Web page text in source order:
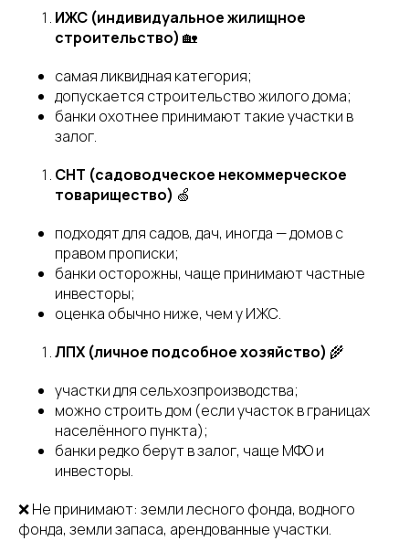
ИЖС (индивидуальное жилищное
строительство) 🏡
самая ликвидная категория;
допускается строительство жилого дома;
банки охотнее принимают такие участки в
залог.
СНТ (садоводческое некоммерческое
товарищество) 🍏
подходят для садов, дач, иногда — домов с
правом прописки;
банки осторожны, чаще принимают частные
инвесторы;
оценка обычно ниже, чем у ИЖС.
ЛПХ (личное подсобное хозяйство) 🌾
участки для сельхозпроизводства;
можно строить дом (если участок в границах
населённого пункта);
банки редко берут в залог, чаще МФО и
инвесторы.
❌ Не принимают: земли лесного фонда, водного
фонда, земли запаса, арендованные участки.